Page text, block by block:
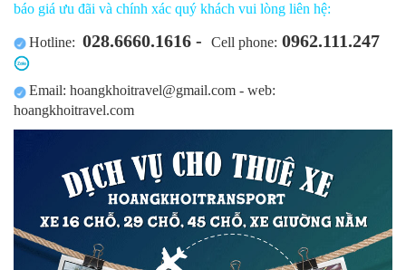
báo giá ưu đãi và chính xác quý khách vui lòng liên hệ:
Hotline: 028.6660.1616 - Cell phone: 0962.111.247
Email: hoangkhoitravel@gmail.com - web:
hoangkhoitravel.com